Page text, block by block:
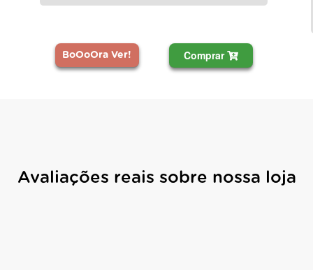
BoOoOra Ver! Comprar
Avaliações reais sobre nossa loja